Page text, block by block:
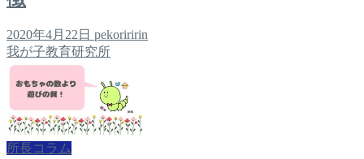
2020年4月22日 pekoriririn
我が子教育研究所
所長コラム